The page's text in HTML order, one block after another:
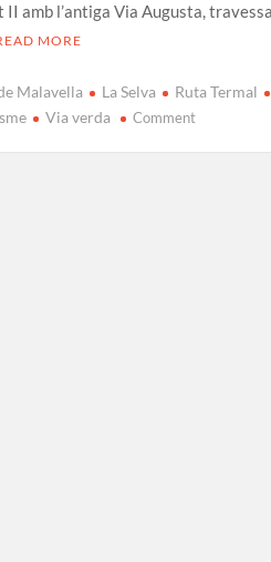
II amb l’antiga Via Augusta,
MORE
Malavella La Selva
Ruta Termal
Via verda Commenton